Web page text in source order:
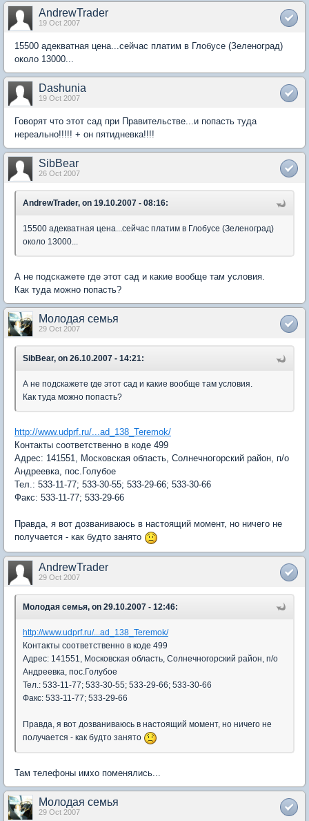
AndrewTrader
19 Oct 2007
15500 адекватная цена...сейчас платим в Глобусе (Зеленоград)
около 13000...
Dashunia
19 Oct 2007
Говорят что этот сад при Правительстве...и попасть туда
нереально!!!!! + он пятидневка!!!!
SibBear
26 Oct 2007
AndrewTrader, on 19.10.2007 - 08:16:
15500 адекватная цена...сейчас платим в Глобусе (Зеленоград)
около 13000...
А не подскажете где этот сад и какие вообще там условия.
Как туда можно попасть?
Молодая семья
29 Oct 2007
SibBear, on 26.10.2007 - 14:21:
А не подскажете где этот сад и какие вообще там условия.
Как туда можно попасть?
http://www.udprf.ru/...ad_138_Teremok/
Контакты соответственно в коде 499
Адрес: 141551, Московская область, Солнечногорский район, п/о
Андреевка, пос.Голубое
Тел.: 533-11-77; 533-30-55; 533-29-66; 533-30-66
Факс: 533-11-77; 533-29-66
Правда, я вот дозваниваюсь в настоящий момент, но ничего не
получается - как будто занято
AndrewTrader
29 Oct 2007
Молодая семья, on 29.10.2007 - 12:46:
http://www.udprf.ru/...ad_138_Teremok/
Контакты соответственно в коде 499
Адрес: 141551, Московская область, Солнечногорский район, п/о
Андреевка, пос.Голубое
Тел.: 533-11-77; 533-30-55; 533-29-66; 533-30-66
Факс: 533-11-77; 533-29-66
Правда, я вот дозваниваюсь в настоящий момент, но ничего не
получается - как будто занято
Там телефоны имхо поменялись...
Молодая семья
29 Oct 2007